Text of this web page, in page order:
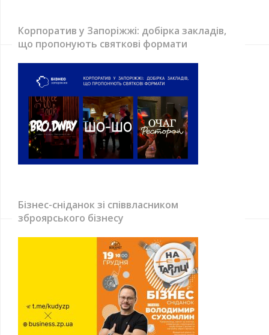
Корпоратив у Запоріжжі: добірка закладів,
що пропонують святкові формати
Бізнес-сніданок зі співвласником
зброярського бізнесу